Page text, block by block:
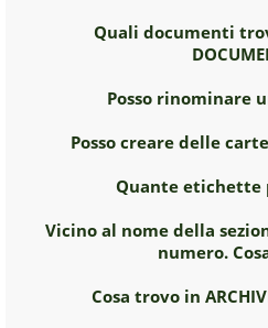
Quali documenti
Posso rinominare
Posso creare delle
Quante etichette
Vicino al nome della
numero.
Cosa trovo in